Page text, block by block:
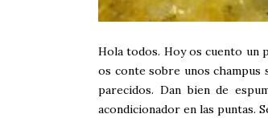
Hola todos. Hoy os cuento un
os conte sobre unos champus
parecidos. Dan bien de
acondicionador en las puntas.